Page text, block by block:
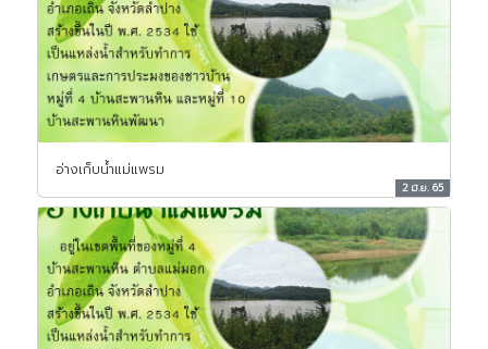
อ่างเก็บน้ำแม่แพรม
2 มิ.ย. 65